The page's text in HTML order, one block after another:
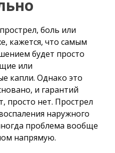
боль или
кажется, что самым
будет просто
или
капли. Однако это
и гарантий
просто нет. Прострел
наружного
проблема вообще
напрямую.